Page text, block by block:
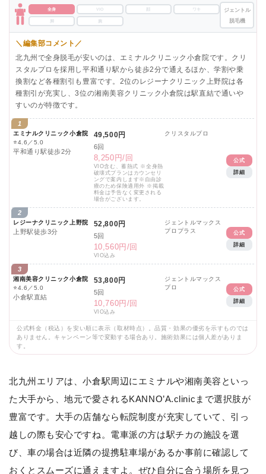
全身 VIO ワキ
脚
ジェントル
脱毛機
＼編集部コメント／
北九州で全身脱毛が安いのは、エミナルクリニック小倉院です。クリ
スタルプロを採用し平和通り駅から徒歩2分で通えるほか、学割や乗
換割など各種割引も豊富です。2位のレジーナクリニック上野院は各
種割引が充実し、3位の湘南美容クリニック小倉院は駅直結で通いや
すいのが特徴です。
1
エミナルクリニック小倉院
⭐4.6／5.0
平和通り駅徒歩2分
49,500円
6回
8,250円/回
VIO含む、蓄熱式 ※全身熱
破壊式プランはカウンセリ
ングで案内します※自由診
療のため保険適用外 ※掲載
料金は予告なく変更される
場合がございます。
クリスタルプロ
公式
詳細
2
レジーナクリニック上野院
上野駅徒歩3分
52,800円
5回
10,560円/回
VIO込み
ジェントルマックス
プロプラス
公式
詳細
3
湘南美容クリニック小倉院
⭐4.6／5.0
小倉駅直結
53,800円
5回
10,760円/回
VIO込み
ジェントルマックス
プロ
公式
詳細
公式料金（税込）を安い順に表示（取材時点）。品質・効果の優劣を示すものでは
ありません。キャンペーン等で変動する場合あり。施術効果には個人差がありま
す。
北九州エリアは、小倉駅周辺にエミナルや湘南美容といっ
た大手から、地元で愛されるKANNO’A.clinicまで選択肢が
豊富です。大手の店舗なら転院制度が充実していて、引っ
越しの際も安心ですね。電車派の方は駅チカの施設を選
び、車の場合は近隣の提携駐車場があるか事前に確認して
おくとスムーズに通えますよ。ぜひ自分に合う場所を見つ